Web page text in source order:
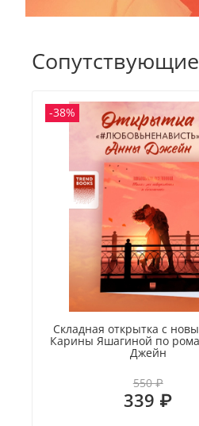
-38%
Складная открытка с
Карины Яшагиной по
Джейн
550 ₽
339 ₽